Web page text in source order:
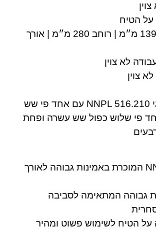
על הטיח
• מידות גובה 139 מ״מ | רוחב 280 מ״מ | אורך
לא צוין
צוין
• תיאור קטלוגי NNPL 516.210 עם אחד פי שש
פי שלוש כפול שש עשרה ופחת
• מסדרת NNPL המוכרת באמינות גבוהה לאורך
גבוהה המתאימה לסביבה
על הטיח לשימוש פשוט ומהיר